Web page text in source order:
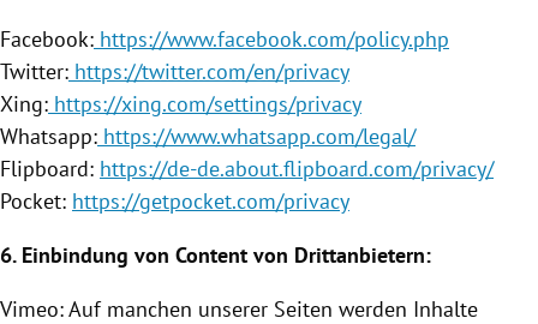
Facebook: https://www.facebook.com/policy.php
Twitter: https://twitter.com/en/privacy
Xing: https://xing.com/settings/privacy
Whatsapp: https://www.whatsapp.com/legal/
Flipboard: https://de-de.about.flipboard.com/privacy/
Pocket: https://getpocket.com/privacy
6. Einbindung von Content von Drittanbietern:
Vimeo: Auf manchen unserer Seiten werden Inhalte